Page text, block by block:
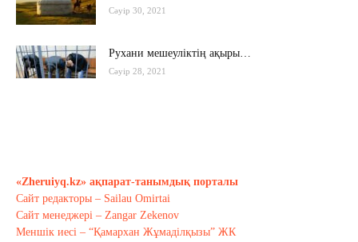
Сәуір 30, 2021
Рухани мешеуліктің ақыры…
Сәуір 28, 2021
Тағы оқу
«Zheruiyq.kz» ақпарат-танымдық порталы
Сайт редакторы – Sailau Omirtai
Сайт менеджері – Zangar Zekenov
Меншік иесі – “Қамархан Жұмаділқызы” ЖК